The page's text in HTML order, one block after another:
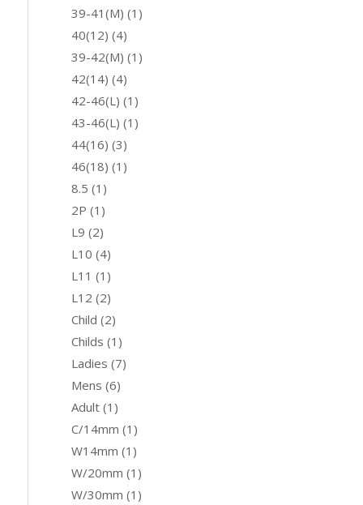
39-41(M) (1)
40(12) (4)
39-42(M) (1)
42(14) (4)
42-46(L) (1)
43-46(L) (1)
44(16) (3)
46(18) (1)
8.5 (1)
2P (1)
L9 (2)
L10 (4)
L11 (1)
L12 (2)
Child (2)
Childs (1)
Ladies (7)
Mens (6)
Adult (1)
C/14mm (1)
W14mm (1)
W/20mm (1)
W/30mm (1)